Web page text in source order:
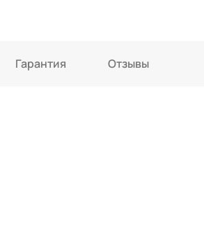
Гарантия Отзывы